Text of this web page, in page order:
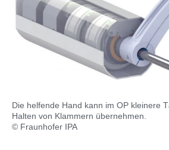
Die helfende Hand kann im OP kleinere
Halten von Klammern übernehmen.
© Fraunhofer IPA